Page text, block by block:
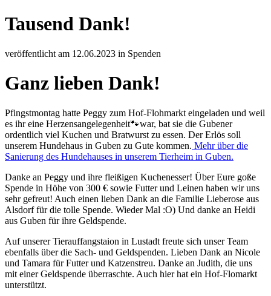
Tausend Dank!
veröffentlicht am 12.06.2023 in Spenden
Ganz lieben Dank!
Pfingstmontag hatte Peggy zum Hof-Flohmarkt eingeladen und weil
es ihr eine Herzensangelegenheit🐾war, bat sie die Gubener
ordentlich viel Kuchen und Bratwurst zu essen. Der Erlös soll
unserem Hundehaus in Guben zu Gute kommen. Mehr über die
Sanierung des Hundehauses in unserem Tierheim in Guben.
Danke an Peggy und ihre fleißigen Kuchenesser! Über Eure goße
Spende in Höhe von 300 € sowie Futter und Leinen haben wir uns
sehr gefreut! Auch einen lieben Dank an die Familie Lieberose aus
Alsdorf für die tolle Spende. Wieder Mal :O) Und danke an Heidi
aus Guben für ihre Geldspende.
Auf unserer Tierauffangstaion in Lustadt freute sich unser Team
ebenfalls über die Sach- und Geldspenden. Lieben Dank an Nicole
und Tamara für Futter und Katzenstreu. Danke an Judith, die uns
mit einer Geldspende überraschte. Auch hier hat ein Hof-Flomarkt
unterstützt.